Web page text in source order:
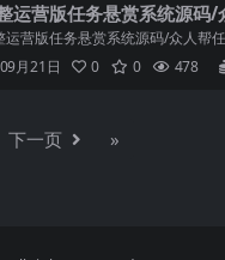
运营版任务悬赏系统源码/
务平台/VUE源码/支持对
运营版任务悬赏系统源码/众人帮
源码/支持对接API搭建此源码需
术，自行研究，压缩包附带文档
截止时间）、接单操作、任...
09月21日 0 0 478
下一页 »